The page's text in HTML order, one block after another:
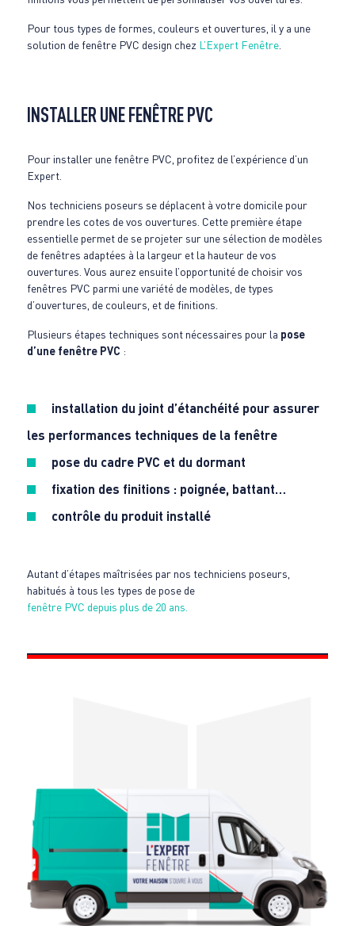
Pour tous types de formes, couleurs et ouvertures, il y a une
solution de fenêtre PVC design chez L’Expert Fenêtre.
INSTALLER UNE FENÊTRE PVC
Pour installer une fenêtre PVC, profitez de l’expérience d’un
Expert.
Nos techniciens poseurs se déplacent à votre domicile pour
prendre les cotes de vos ouvertures. Cette première étape
essentielle permet de se projeter sur une sélection de modèles
de fenêtres adaptées à la largeur et la hauteur de vos
ouvertures. Vous aurez ensuite l’opportunité de choisir vos
fenêtres PVC parmi une variété de modèles, de types
d’ouvertures, de couleurs, et de finitions.
Plusieurs étapes techniques sont nécessaires pour la pose
d’une fenêtre PVC :
installation du joint d’étanchéité pour assurer
les performances techniques de la fenêtre
pose du cadre PVC et du dormant
fixation des finitions : poignée, battant…
contrôle du produit installé
Autant d’étapes maîtrisées par nos techniciens poseurs,
habitués à tous les types de pose de
fenêtre PVC depuis plus de 20 ans.